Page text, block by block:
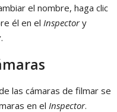
el nombre, haga clic
él en el Inspectory
.
las cámaras de filmar se
en el Inspector.